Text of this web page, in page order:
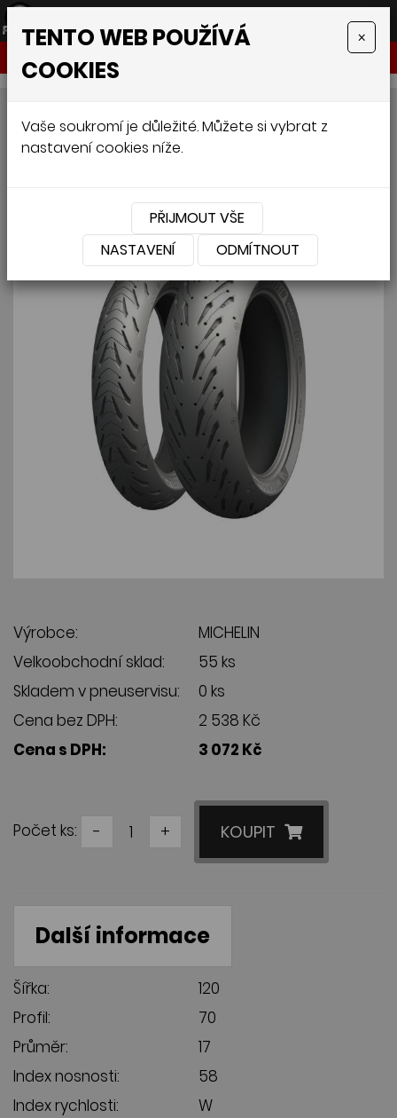
MICHELIN ROAD 5 F 120/70
R17 58W
Výrobce:
MICHELIN
Velkoobchodní sklad:
55 ks
Skladem v pneuservisu:
0 ks
Cena bez DPH:
2 538 Kč
Cena s DPH:
3 072 Kč
Počet ks: - + KOUPIT
Další informace
Šířka:
120
Profil:
70
Průměr:
17
Index nosnosti:
58
Index rychlosti:
W
TENTO WEB POUŽÍVÁ
COOKIES
×
Vaše soukromí je důležité. Můžete si vybrat z
nastavení cookies níže.
PŘIJMOUT VŠE
NASTAVENÍ
ODMÍTNOUT